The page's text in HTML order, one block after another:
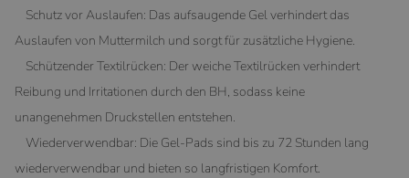
Schutz vor Auslaufen: Das aufsaugende Gel verhindert das
Auslaufen von Muttermilch und sorgt für zusätzliche Hygiene.
Schützender Textilrücken: Der weiche Textilrücken verhindert
Reibung und Irritationen durch den BH, sodass keine
unangenehmen Druckstellen entstehen.
Wiederverwendbar: Die Gel-Pads sind bis zu 72 Stunden lang
wiederverwendbar und bieten so langfristigen Komfort.